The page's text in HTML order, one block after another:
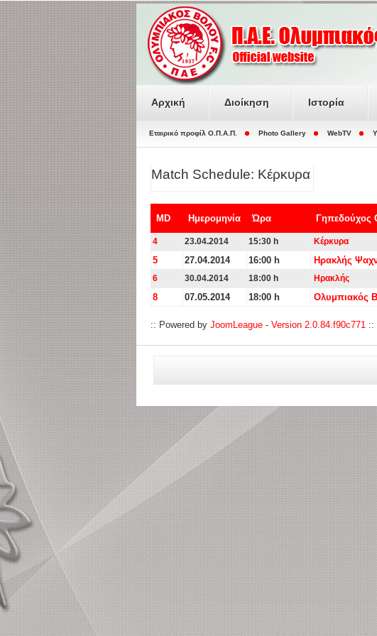
Αρχική Διοίκηση Ιστορία
Εταιρικό προφίλ O.Π.Α.Π. Photo Gallery WebTV
Match Schedule: Κέρκυρα
MD Ημερομηνία Ώρα Γηπεδούχος
4 23.04.2014 15:30 h Κέρκυρα
5 27.04.2014 16:00 h Ηρακλής
6 30.04.2014 18:00 h Ηρακλής
8 07.05.2014 18:00 h Ολυμπιακός
:: Powered by JoomLeague - Version 2.0.84.f90c771 ::